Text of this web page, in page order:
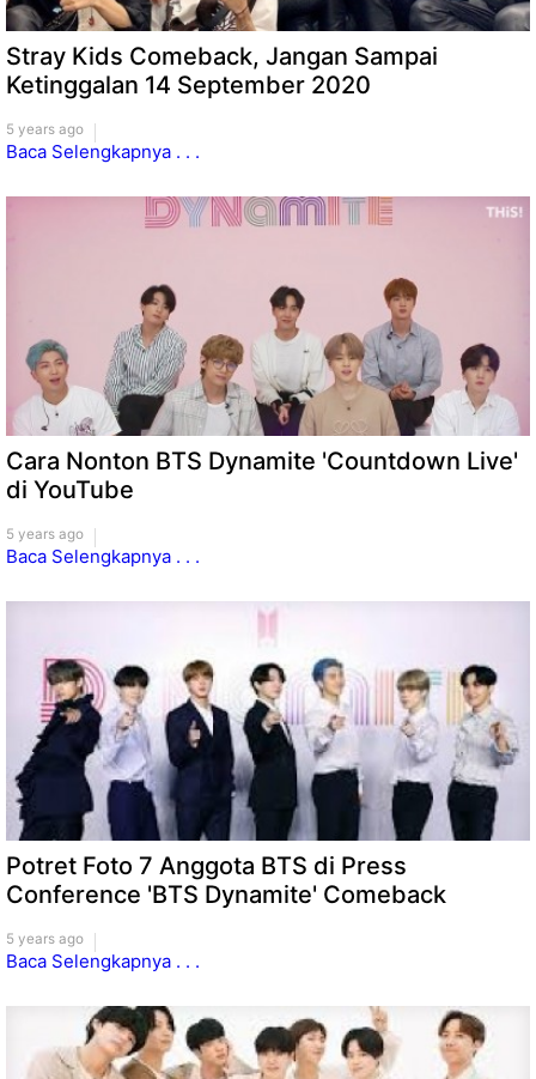
Stray Kids Comeback, Jangan Sampai
Ketinggalan 14 September 2020
5 years ago
Baca Selengkapnya . . .
Cara Nonton BTS Dynamite 'Countdown Live'
di YouTube
5 years ago
Baca Selengkapnya . . .
Potret Foto 7 Anggota BTS di Press
Conference 'BTS Dynamite' Comeback
5 years ago
Baca Selengkapnya . . .